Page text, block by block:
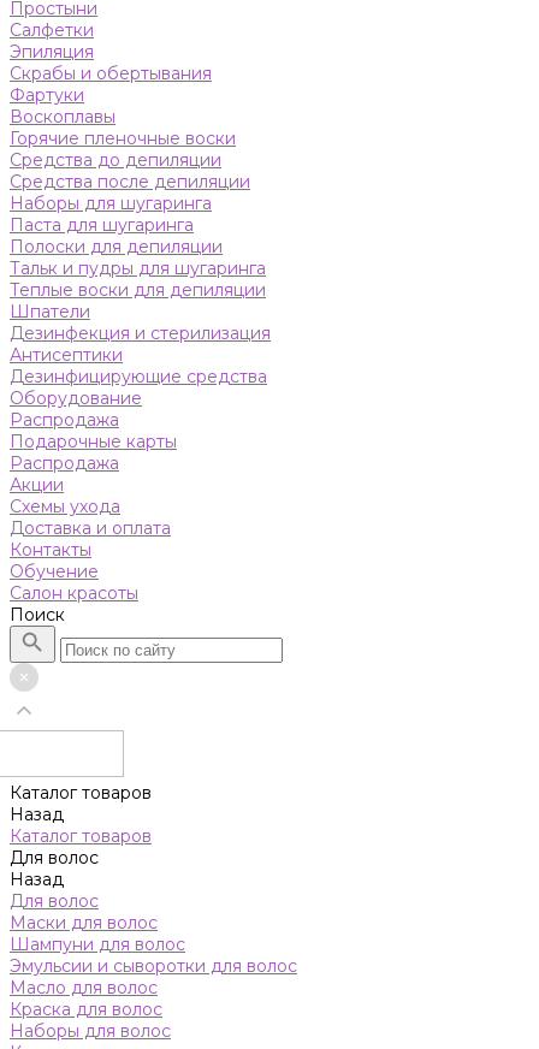
Простыни
Салфетки
Эпиляция
Скрабы и обертывания
Фартуки
Воскоплавы
Горячие пленочные воски
Средства до депиляции
Средства после депиляции
Наборы для шугаринга
Паста для шугаринга
Полоски для депиляции
Тальк и пудры для шугаринга
Теплые воски для депиляции
Шпатели
Дезинфекция и стерилизация
Антисептики
Дезинфицирующие средства
Оборудование
Распродажа
Подарочные карты
Распродажа
Акции
Схемы ухода
Доставка и оплата
Контакты
Обучение
Салон красоты
Поиск
Каталог товаров
Назад
Каталог товаров
Для волос
Назад
Для волос
Маски для волос
Шампуни для волос
Эмульсии и сыворотки для волос
Масло для волос
Краска для волос
Наборы для волос